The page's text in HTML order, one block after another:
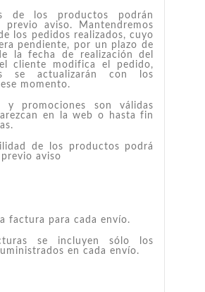
de los productos podrán
previo aviso. Mantendremos
los pedidos realizados, cuyo
pendiente, por un plazo de
la fecha de realización del
cliente modifica el pedido,
se actualizarán con los
momento.
y promociones son válidas
en la web o hasta fin
de los productos podrá
aviso
factura para cada envío.
se incluyen sólo los
en cada envío.